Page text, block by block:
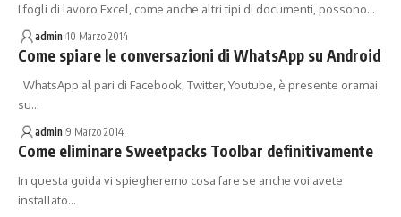
I fogli di lavoro Excel, come anche altri tipi di documenti, possono…
admin 10 Marzo 2014
Come spiare le conversazioni di WhatsApp su Android
WhatsApp al pari di Facebook, Twitter, Youtube, è presente oramai
su…
admin 9 Marzo 2014
Come eliminare Sweetpacks Toolbar definitivamente
In questa guida vi spiegheremo cosa fare se anche voi avete
installato…